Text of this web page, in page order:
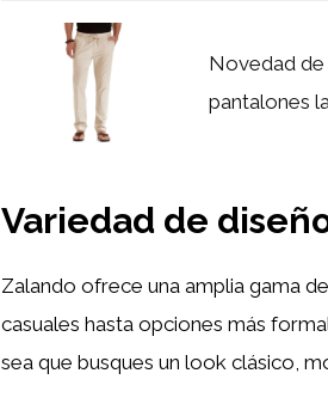
Novedad de
pantalones
Variedad de
Zalando ofrece una amplia gama
casuales hasta opciones más
sea que busques un look clásico,